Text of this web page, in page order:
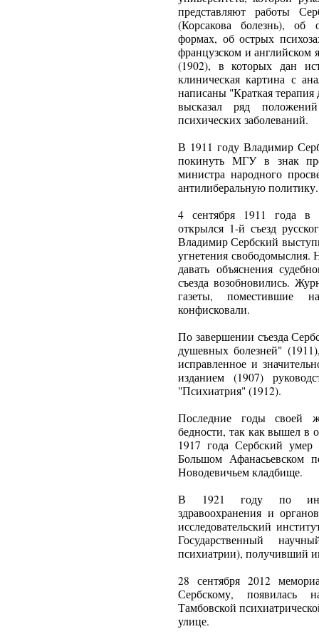
представляют работы
(Корсакова болезнь), об
формах, об острых
французском и английском
(1902), в которых дан
клиническая картина с
написаны "Краткая
высказал ряд
психических заболеваний.
В 1911 году Владимир
покинуть МГУ в знак
министра народного
антилиберальную политику.
4 сентября 1911 года в
открылся 1-й съезд
Владимир Сербский
угнетения
давать объяснения
съезда возобновились.
газеты, поместившие
конфисковали.
По завершении съезда
душевных болезней"
исправленное и
изданием (1907)
"Психиатрия" (1912).
Последние годы своей
бедности, так как вышел в
1917 года Сербский
Большом Афанасьевском
Новодевичьем кладбище.
В 1921 году по
здравоохранения и
исследовательский
Государственный
психиатрии), получивший
28 сентября 2012
Сербскому, появилась
Тамбовской
улице.